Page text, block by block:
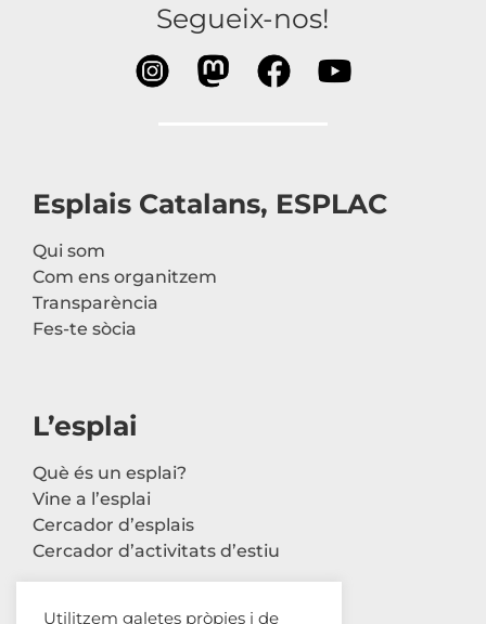
Segueix-nos!
Esplais Catalans, ESPLAC
Qui som
Com ens organitzem
Transparència
Fes-te sòcia
L’esplai
Què és un esplai?
Vine a l’esplai
Cercador d’esplais
Cercador d’activitats d’estiu
Utilitzem galetes pròpies i de